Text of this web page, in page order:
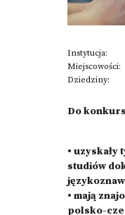
Instytucja:
Miejscowości:
Dziedziny:
Do
•
studiów
• mają
polsko-